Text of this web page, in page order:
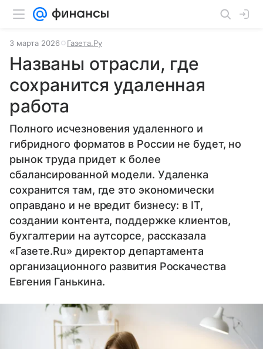
3 марта 2026 Газета.Ру
Названы отрасли, где
сохранится удаленная
работа
Полного исчезновения удаленного и
гибридного форматов в России не будет, но
рынок труда придет к более
сбалансированной модели. Удаленка
сохранится там, где это экономически
оправдано и не вредит бизнесу: в IT,
создании контента, поддержке клиентов,
бухгалтерии на аутсорсе, рассказала
«Газете.Ru» директор департамента
организационного развития Роскачества
Евгения Ганькина.